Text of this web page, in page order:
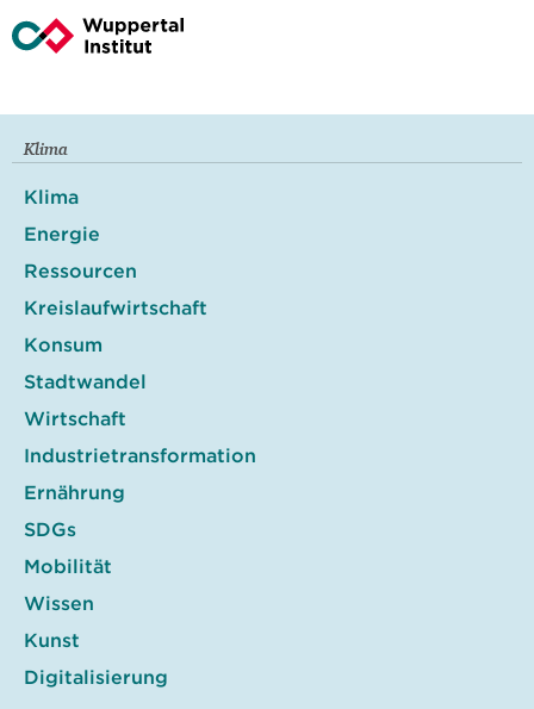
Klima
Klima
Energie
Ressourcen
Kreislaufwirtschaft
Konsum
Stadtwandel
Wirtschaft
Industrietransformation
Ernährung
SDGs
Mobilität
Wissen
Kunst
Digitalisierung